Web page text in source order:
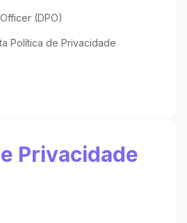
(DPO)
Política de Privacidade
Privacidade